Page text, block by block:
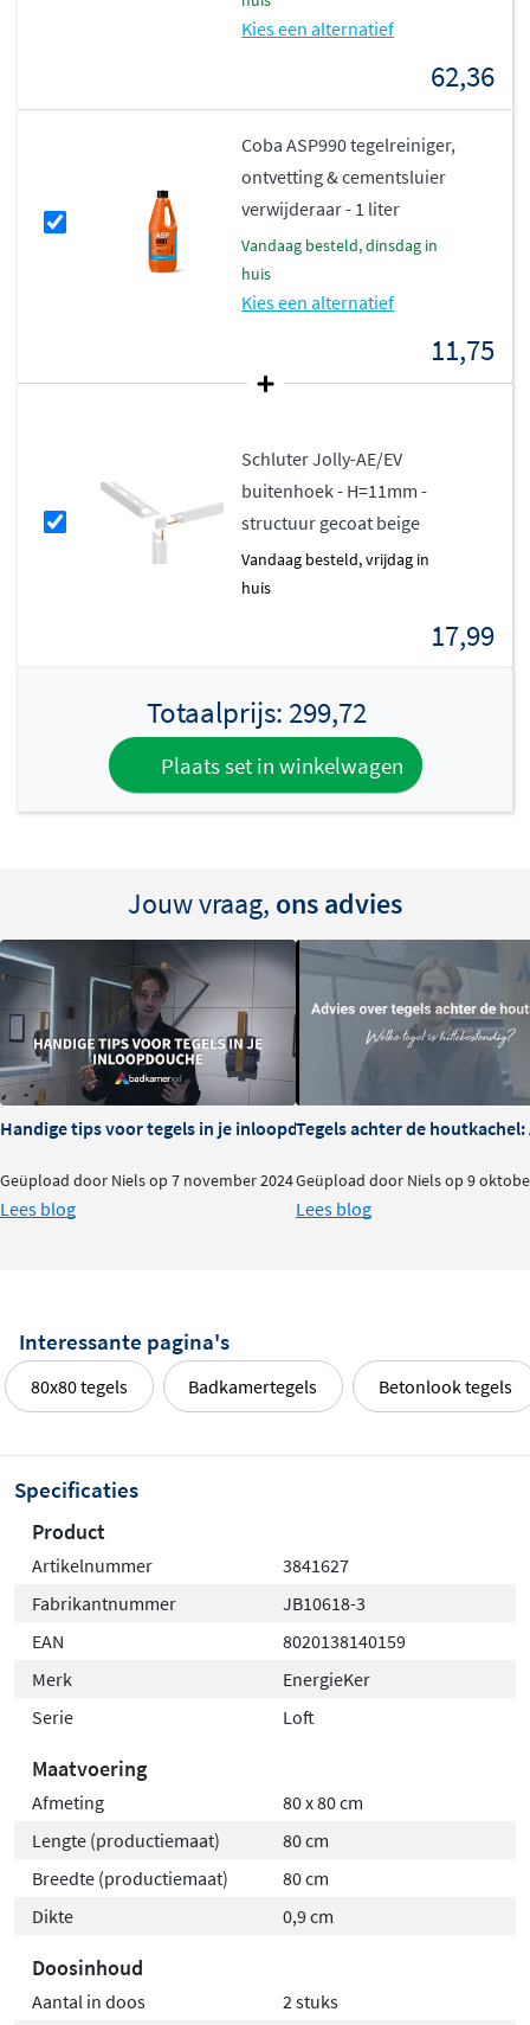
Kies een alternatief
62,36
Coba ASP990 tegelreiniger,
ontvetting & cementsluier
verwijderaar - 1 liter
vandaag besteld, dinsdag in
huis
Kies een alternatief
11,75
Schluter Jolly-AE/EV
buitenhoek - H=11mm -
structuur gecoat beige
vandaag besteld, vrijdag in
huis
17,99
Totaalprijs: 299,72
Plaats set in winkelwagen
Jouw vraag, ons advies
Handige tips voor tegels in je inloopdouche
Geüpload door Niels op 7 november 2024
Lees blog
Tegels achter de
Geüpload door Niels op 9
Lees blog
Interessante pagina's
80x80 tegels Badkamertegels Betonlook tegels
Specificaties
Product
Artikelnummer
3841627
Fabrikantnummer
JB10618-3
EAN
8020138140159
Merk
EnergieKer
Serie
Loft
Maatvoering
Afmeting
80 x 80 cm
Lengte (productiemaat)
80 cm
Breedte (productiemaat)
80 cm
Dikte
0,9 cm
Doosinhoud
Aantal in doos
2 stuks